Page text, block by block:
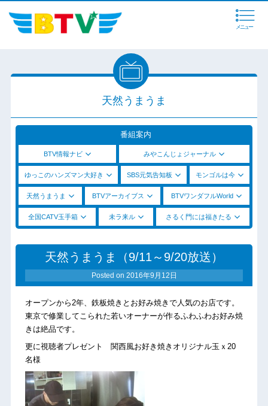
メニュー
天然うまうま
番組案内
BTV情報ナビ みやこんじょジャーナル
ゆっこのハンズマン大好き SBS元気告知板 モンゴルは今
天然うまうま BTVアーカイブス BTVワンダフルWorld
全国CATV玉手箱 未ラ来ル さるく門には福きたる
天然うまうま（9/11～9/20放送）
Posted on 2016年9月12日
オープンから2年、鉄板焼きとお好み焼きで人気のお店です。
東京で修業してこられた若いオーナーが作るふわふわお好み焼
きは絶品です。
更に視聴者プレゼント 関西風お好き焼きオリジナル玉ｘ20
名様